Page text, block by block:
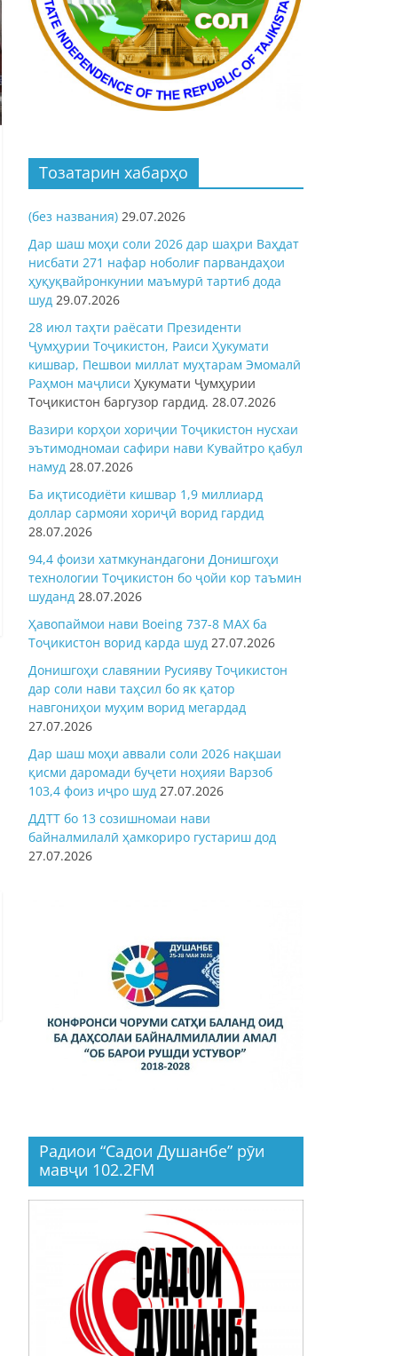
Тозатарин хабарҳо
(без названия) 29.07.2026
Дар шаш моҳи соли 2026 дар шаҳри Ваҳдат
нисбати 271 нафар ноболиғ парвандаҳои
ҳуқуқвайронкунии маъмурӣ тартиб дода
шуд 29.07.2026
28 июл таҳти раёсати Президенти
Ҷумҳурии Тоҷикистон, Раиси Ҳукумати
кишвар, Пешвои миллат муҳтарам Эмомалӣ
Раҳмон маҷлиси Ҳукумати Ҷумҳурии
Тоҷикистон баргузор гардид. 28.07.2026
Вазири корҳои хориҷии Тоҷикистон нусхаи
эътимодномаи сафири нави Кувайтро қабул
намуд 28.07.2026
Ба иқтисодиёти кишвар 1,9 миллиард
доллар сармояи хориҷӣ ворид гардид
28.07.2026
94,4 фоизи хатмкунандагони Донишгоҳи
технологии Тоҷикистон бо ҷойи кор таъмин
шуданд 28.07.2026
Ҳавопаймои нави Boeing 737-8 MAX ба
Тоҷикистон ворид карда шуд 27.07.2026
Донишгоҳи славянии Русияву Тоҷикистон
дар соли нави таҳсил бо як қатор
навгониҳои муҳим ворид мегардад
27.07.2026
Дар шаш моҳи аввали соли 2026 нақшаи
қисми даромади буҷети ноҳияи Варзоб
103,4 фоиз иҷро шуд 27.07.2026
ДДТТ бо 13 созишномаи нави
байналмилалӣ ҳамкориро густариш дод
27.07.2026
Радиои “Садои Душанбе” рӯи
мавҷи 102.2FM